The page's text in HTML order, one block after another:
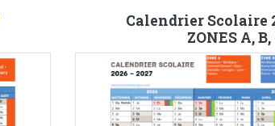
Calendrier Scolaire
ZONES A, B,